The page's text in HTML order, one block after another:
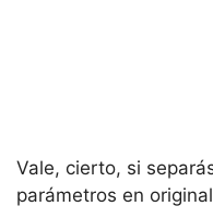
Vale, cierto, si
parámetros en